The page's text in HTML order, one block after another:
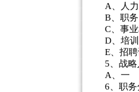
A、人
B、职
C、事
D、培
E、招聘
5、战
A、
6、职